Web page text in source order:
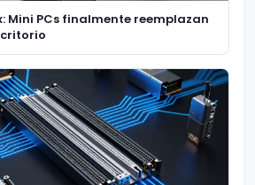
Mini PCs finalmente reemplazan